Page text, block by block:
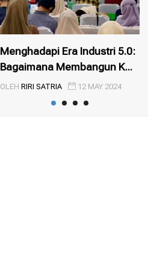
Menghadapi Era Industri 5.0:
Bagaimana Membangun K...
OLEH RIRI SATRIA 12 MAY 2024